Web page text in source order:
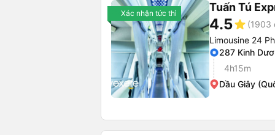
Xác nhận tức thì Tuấn Tú
4.5star (1903
Limousine 24
287 Kinh
4h15m
Dầu Giây